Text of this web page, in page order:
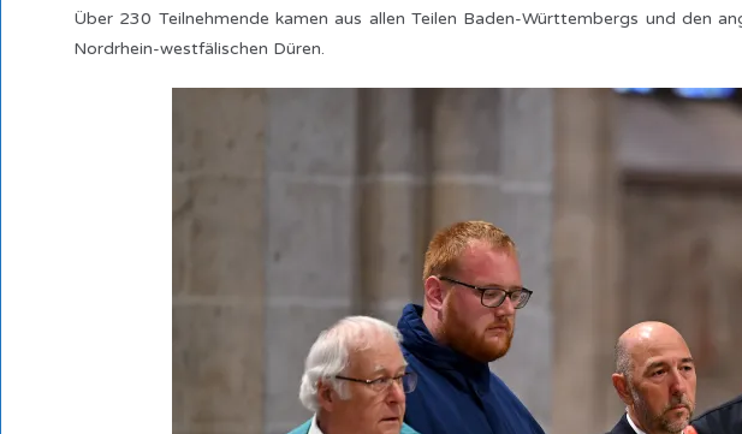
Über 230 Teilnehmende kamen aus allen Teilen Baden-Württembergs und den
Nordrhein-westfälischen Düren.